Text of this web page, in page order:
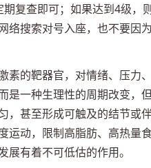
复查即可；如果达到4级，
络搜索对号入座，也不要因
素的靶器官，对情绪、压力
是一种生理性的周期改变，
，甚至形成可触及的结节或
运动，限制高脂肪、高热量
有着不可低估的作用。